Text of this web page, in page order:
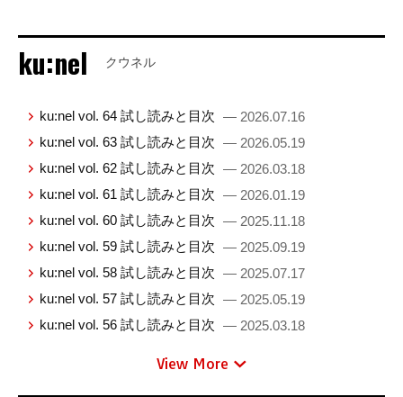
ku:nel クウネル
ku:nel vol. 64 試し読みと目次 — 2026.07.16
ku:nel vol. 63 試し読みと目次 — 2026.05.19
ku:nel vol. 62 試し読みと目次 — 2026.03.18
ku:nel vol. 61 試し読みと目次 — 2026.01.19
ku:nel vol. 60 試し読みと目次 — 2025.11.18
ku:nel vol. 59 試し読みと目次 — 2025.09.19
ku:nel vol. 58 試し読みと目次 — 2025.07.17
ku:nel vol. 57 試し読みと目次 — 2025.05.19
ku:nel vol. 56 試し読みと目次 — 2025.03.18
View More